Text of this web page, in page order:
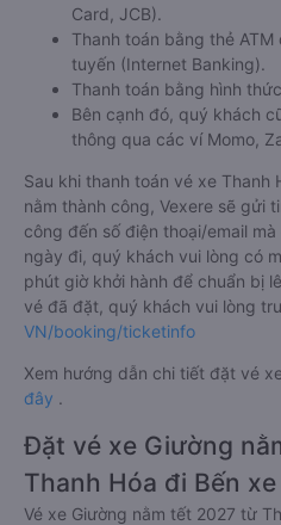
Card, JCB).
Thanh toán bằng thẻ
tuyến (Internet Banking).
Thanh toán bằng hình
Bên cạnh đó, quý khách
thông qua các ví Momo,
Sau khi thanh toán vé xe Thanh
nằm thành công, Vexere sẽ gửi
công đến số điện thoại/email
ngày đi, quý khách vui lòng có
phút giờ khởi hành để chuẩn bị
vé đã đặt, quý khách vui lòng
VN/booking/ticketinfo
Xem hướng dẫn chi tiết đặt vé
đây .
Đặt vé xe Giường
Thanh Hóa đi Bến
Vé xe Giường nằm tết 2027 từ